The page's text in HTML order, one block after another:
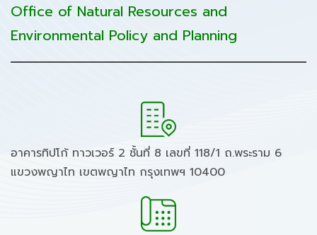
Office of Natural Resources and
Environmental Policy and Planning
อาคารทิปโก้ ทาวเวอร์ 2 ชั้นที่ 8 เลขที่ 118/1 ถ.พระราม 6
แขวงพญาไท เขตพญาไท กรุงเทพฯ 10400